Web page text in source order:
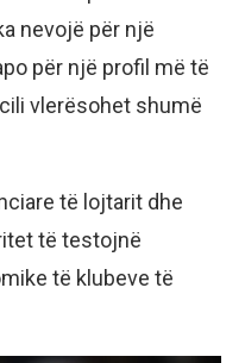
nevojë për një
për një profil më të
vlerësohet shumë
të lojtarit dhe
të testojnë
të klubeve të